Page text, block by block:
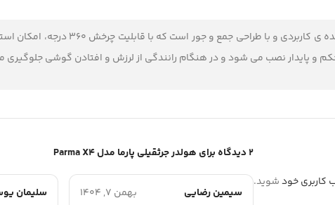
یک نگهدارنده ی کاربردی
و پایدار نصب می شود و در هنگام رانندگی از لرزش و افتادن گوشی جلوگیری
2 دیدگاه برای هولدر جرثقیلی پارما مدل Parma X4
سیمین رضایی بهمن 7, 1404 سليمان
کاربری خودشوید.